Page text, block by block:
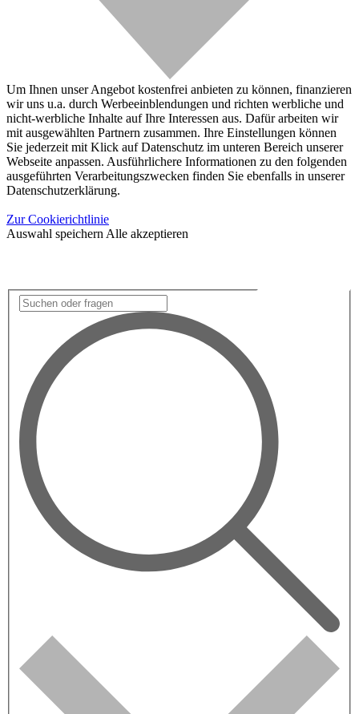
Um Ihnen unser Angebot kostenfrei anbieten zu können, finanzieren
wir uns u.a. durch Werbeeinblendungen und richten werbliche und
nicht-werbliche Inhalte auf Ihre Interessen aus. Dafür arbeiten wir
mit ausgewählten Partnern zusammen. Ihre Einstellungen können
Sie jederzeit mit Klick auf Datenschutz im unteren Bereich unserer
Webseite anpassen. Ausführlichere Informationen zu den folgenden
ausgeführten Verarbeitungszwecken finden Sie ebenfalls in unserer
Datenschutzerklärung.
Zur Cookierichtlinie
Auswahl speichern Alle akzeptieren